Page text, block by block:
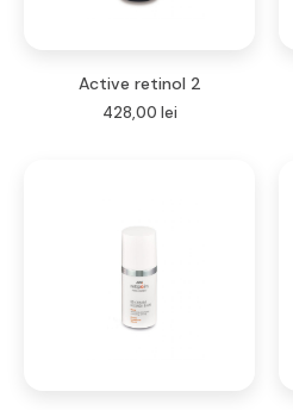
Active retinol 2
428,00 lei